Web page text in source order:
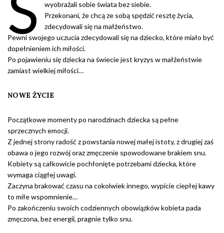
wyobrażali sobie świata bez siebie.
Przekonani, że chcą ze sobą spędzić resztę życia,
zdecydowali się na małżeństwo.
Pewni swojego uczucia zdecydowali się na dziecko, które miało być
dopełnieniem ich miłości.
Po pojawieniu się dziecka na świecie jest kryzys w małżeństwie
zamiast wielkiej miłości…
NOWE ŻYCIE
Początkowe momenty po narodzinach dziecka są pełne
sprzecznych emocji.
Z jednej strony radość z powstania nowej małej istoty, z drugiej zaś
obawa o jego rozwój oraz zmęczenie spowodowane brakiem snu.
Kobiety są całkowicie pochłonięte potrzebami dziecka, które
wymaga ciągłej uwagi.
Zaczyna brakować czasu na cokolwiek innego, wypicie ciepłej kawy
to miłe wspomnienie…
Po zakończeniu swoich codziennych obowiązków kobieta pada
zmęczona, bez energii, pragnie tylko snu.